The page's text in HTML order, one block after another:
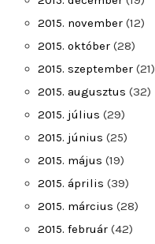
2015. november (12)
2015. október (28)
2015. szeptember (21)
2015. augusztus (32)
2015. július (29)
2015. június (25)
2015. május (19)
2015. április (39)
2015. március (28)
2015. február (42)